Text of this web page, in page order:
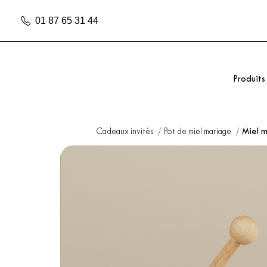
01 87 65 31 44
Produits
Cadeaux invités Pot de miel mariage Miel